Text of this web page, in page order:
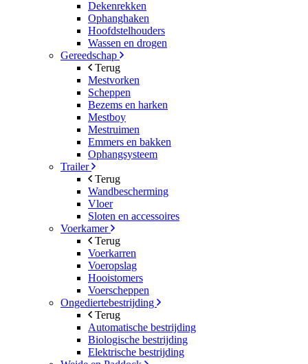
Dekenrekken
Ophanghaken
Hoofdstelhouders
Wassen en drogen
Gereedschap
Terug
Mestvorken
Scheppen
Bezems en harken
Mestboy
Mestruimen
Emmers en bakken
Ophangsysteem
Trailer
Terug
Wandbescherming
Vloer
Sloten en accessoires
Voerkamer
Terug
Voerkarren
Voeropslag
Hooistomers
Voerscheppen
Ongediertebestrijding
Terug
Automatische bestrijding
Biologische bestrijding
Elektrische bestrijding